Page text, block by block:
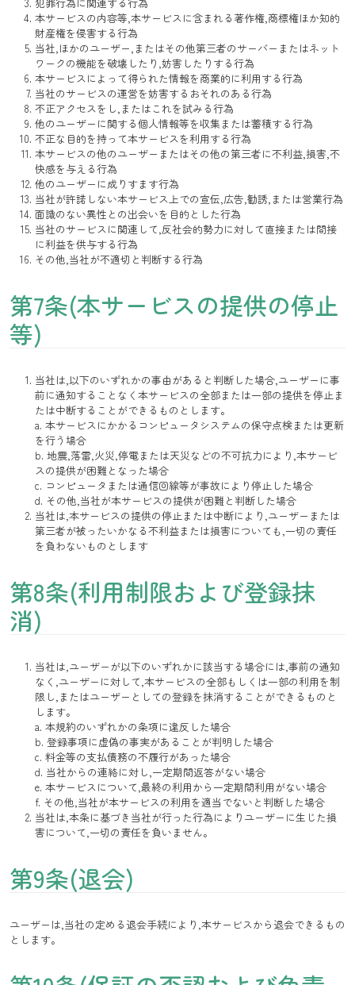
本サービスの内容等,本サービスに含まれる著作権,商標権ほか知的
財産権を侵害する行為
当社,ほかのユーザー,またはその他第三者のサーバーまたはネット
ワークの機能を破壊したり,妨害したりする行為
本サービスによって得られた情報を商業的に利用する行為
当社のサービスの運営を妨害するおそれのある行為
不正アクセスをし,またはこれを試みる行為
他のユーザーに関する個人情報等を収集または蓄積する行為
不正な目的を持って本サービスを利用する行為
本サービスの他のユーザーまたはその他の第三者に不利益,損害,不
快感を与える行為
他のユーザーに成りすます行為
当社が許諾しない本サービス上での宣伝,広告,勧誘,または営業行為
面識のない異性との出会いを目的とした行為
当社のサービスに関連して,反社会的勢力に対して直接または間接
に利益を供与する行為
その他,当社が不適切と判断する行為
第7条(本サービスの提供の停止
等)
当社は,以下のいずれかの事由があると判断した場合,ユーザーに事
前に通知することなく本サービスの全部または一部の提供を停止ま
たは中断することができるものとします。
a. 本サービスにかかるコンピュータシステムの保守点検または更新
を行う場合
b. 地震,落雷,火災,停電または天災などの不可抗力により,本サービ
スの提供が困難となった場合
c. コンピュータまたは通信回線等が事故により停止した場合
d. その他,当社が本サービスの提供が困難と判断した場合
当社は,本サービスの提供の停止または中断により,ユーザーまたは
第三者が被ったいかなる不利益または損害についても,一切の責任
を負わないものとします
第8条(利用制限および登録抹
消)
当社は,ユーザーが以下のいずれかに該当する場合には,事前の通知
なく,ユーザーに対して,本サービスの全部もしくは一部の利用を制
限し,またはユーザーとしての登録を抹消することができるものと
します。
a. 本規約のいずれかの条項に違反した場合
b. 登録事項に虚偽の事実があることが判明した場合
c. 料金等の支払債務の不履行があった場合
d. 当社からの連絡に対し,一定期間返答がない場合
e. 本サービスについて,最終の利用から一定期間利用がない場合
f. その他,当社が本サービスの利用を適当でないと判断した場合
当社は,本条に基づき当社が行った行為によりユーザーに生じた損
害について,一切の責任を負いません。
第9条(退会)
ユーザーは,当社の定める退会手続により,本サービスから退会できるもの
とします。